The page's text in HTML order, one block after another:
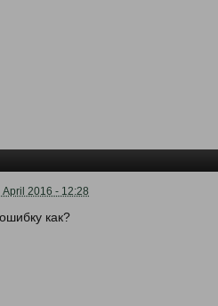
April 2016 - 12:28
как?